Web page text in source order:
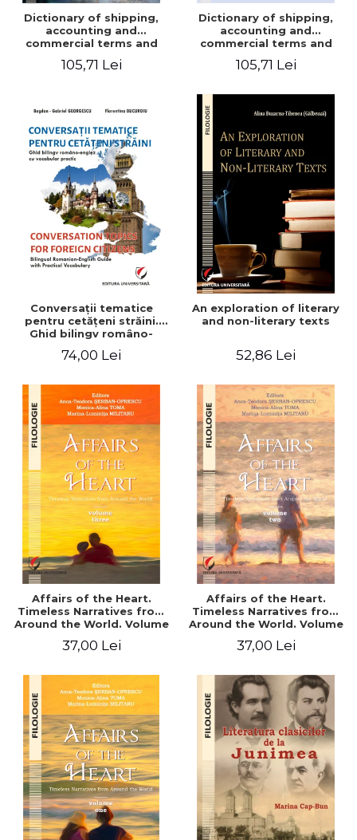
Dictionary of shipping,
accounting and
commercial terms and
English-German
105,71 Lei
Dictionary of shipping,
accounting and
commercial terms and
Russian – German
105,71 Lei
Conversaţii tematice
pentru cetăţeni străini.
Ghid bilingv româno-
practic/Conversation
Bilingual Romanian-English
guide with practical
vocabulary
74,00 Lei
An exploration of literary
and non-literary texts
52,86 Lei
Affairs of the Heart.
Timeless Narratives from
Around the World. Volume
37,00 Lei
Affairs of the Heart.
Timeless Narratives from
Around the World. Volume
37,00 Lei